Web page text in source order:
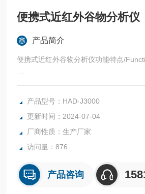
便携式近红外谷物分析仪
产品简介
便携式近红外谷物分析仪功能特点/
·高效快速:只需1-3分钟，同时测定样品
周期。
产品型号：HAD-J3000
更新时间：2024-07-04
厂商性质：生产厂家
访问量：876
产品咨询